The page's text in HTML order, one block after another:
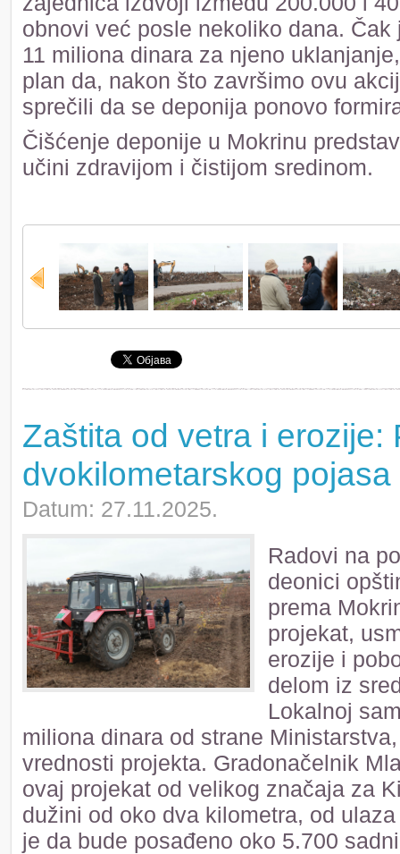
obnovi već posle nekoliko dana.
11 miliona dinara za njeno
plan da, nakon što završimo ovu
sprečili da se deponija ponovo
Čišćenje deponije u Mokrinu
učini zdravijom i čistijom sredinom.
Zaštita od vetra i erozije:
dvokilometarskog
Datum: 27.11.2025.
Radovi na
deonici
prema
projekat,
erozije i
delom iz
Lokalnoj
miliona dinara od strane
vrednosti projekta. Gradonačelnik
ovaj projekat od velikog značaja za
dužini od oko dva kilometra, od
je da bude posađeno oko 5.700